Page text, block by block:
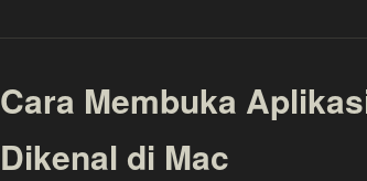
Cara Membuka
Dikenal di Mac